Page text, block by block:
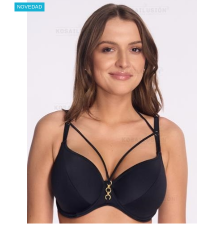
NOVEDAD